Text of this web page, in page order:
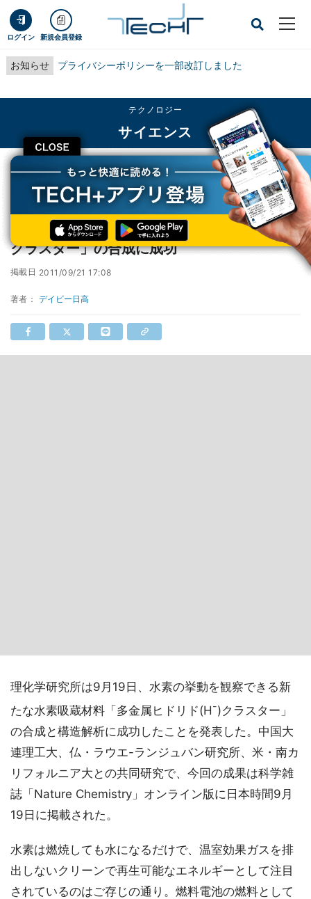
ログイン 新規会員登録
お知らせ プライバシーポリシーを一部改訂しました
CLOSE
テクノロジー
サイエンス
TECH+ テクノロジー
サイエンス
理研、新たな水素吸蔵材料「多金属ヒドリドクラスター」の合成に成功
理研、新たな水素吸蔵材料「多金属ヒドリド
クラスター」の合成に成功
掲載日 2011/09/21 17:08
著者： デイビー日高
理化学研究所は9月19日、水素の挙動を観察できる新
たな水素吸蔵材料「多金属ヒドリド(H-)クラスター」
の合成と構造解析に成功したことを発表した。中国大
連理工大、仏・ラウエ-ランジュバン研究所、米・南カ
リフォルニア大との共同研究で、今回の成果は科学雑
誌「Nature Chemistry」オンライン版に日本時間9月
19日に掲載された。
水素は燃焼しても水になるだけで、温室効果ガスを排
出しないクリーンで再生可能なエネルギーとして注目
されているのはご存じの通り。燃料電池の燃料として